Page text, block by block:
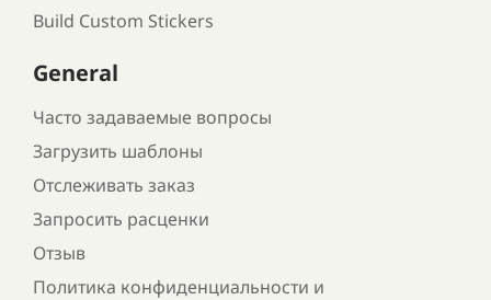
General
Часто задаваемые вопросы
Загрузить шаблоны
Отслеживать заказ
Запросить расценки
Отзыв
Политика конфиденциальности и
Build Custom Stickers